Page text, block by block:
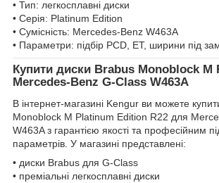
• Тип: легкосплавні диски
• Серія: Platinum Edition
• Сумісність: Mercedes-Benz W463A
• Параметри: підбір PCD, ET, ширини під
Купити диски Brabus Monoblock M
Mercedes-Benz G-Class W463A
В інтернет-магазині Kengur ви можете
Monoblock M Platinum Edition R22 для
W463A з гарантією якості та професійним
параметрів. У магазині представлені:
• диски Brabus для G-Class
• преміальні легкосплавні диски